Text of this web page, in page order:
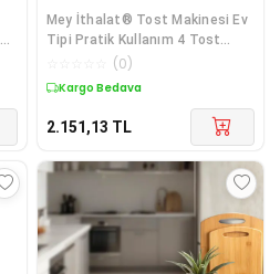
Mey İthalat® Tost Makinesi Ev
Tipi Pratik Kullanım 4 Tost
(0)
Kargo Bedava
2.151,13 TL